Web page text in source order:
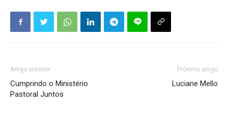
Artigo anterior
Cumprindo o Ministério
Pastoral Juntos
Próximo artigo
Luciane Mello